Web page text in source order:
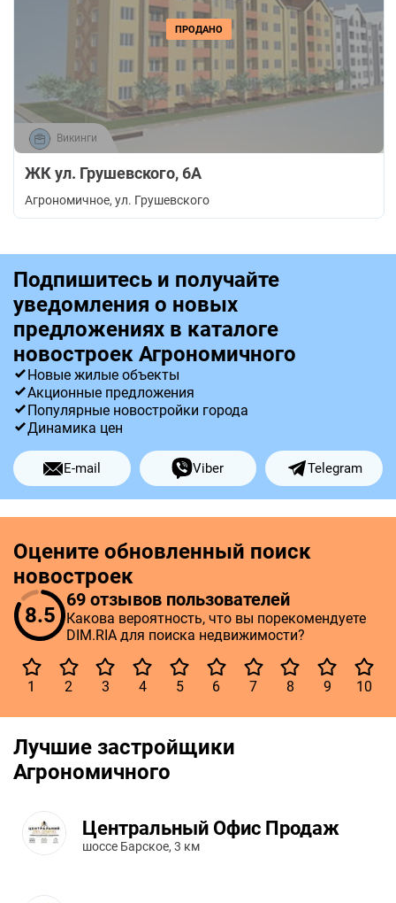
ПРОДАНО
Викинги
ЖК ул. Грушевского, 6А
Агрономичное, ул. Грушевского
Подпишитесь и получайте
уведомления о новых
предложениях в каталоге
новостроек Агрономичного
Новые жилые объекты
Акционные предложения
Популярные новостройки города
Динамика цен
E-mail Viber Telegram
Оцените обновленный поиск
новостроек
8.5
69 отзывов пользователей
Какова вероятность, что вы порекомендуете
DIM.RIA для поиска недвижимости?
1 2 3 4 5 6 7 8 9 10
Лучшие застройщики
Агрономичного
Центральный Офис Продаж
шоссе Барское, 3 км